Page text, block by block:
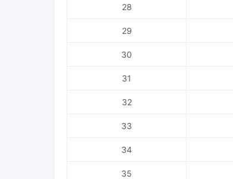
28
29
30
31
32
33
34
35